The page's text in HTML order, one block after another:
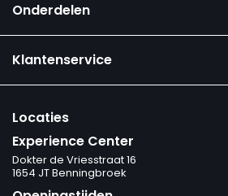
Onderdelen
Klantenservice
Locaties
Experience Center
Dokter de Vriesstraat 16
1654 JT Benningbroek